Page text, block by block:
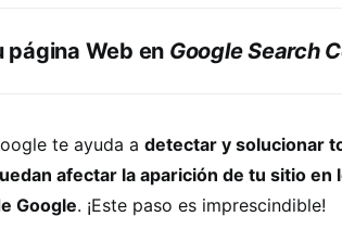
página Web en Google Search
te ayuda a detectar y solucionar
afectar la aparición de tu sitio en
Google. ¡Este paso es imprescindible!